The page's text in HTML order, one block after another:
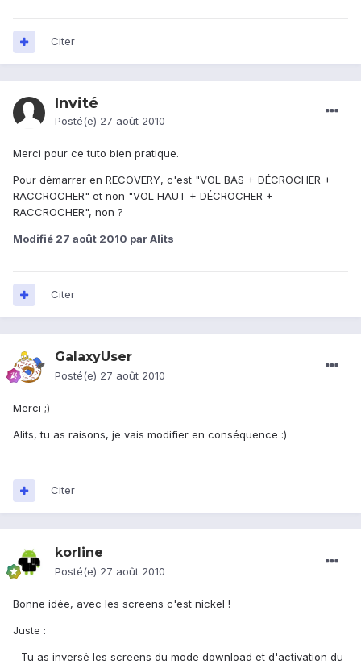
Citer
Invité
Posté(e) 27 août 2010
Merci pour ce tuto bien pratique.
Pour démarrer en RECOVERY, c'est "VOL BAS + DÉCROCHER +
RACCROCHER" et non "VOL HAUT + DÉCROCHER +
RACCROCHER", non ?
Modifié 27 août 2010 par Alits
Citer
GalaxyUser
Posté(e) 27 août 2010
Merci ;)
Alits, tu as raisons, je vais modifier en conséquence :)
Citer
korline
Posté(e) 27 août 2010
Bonne idée, avec les screens c'est nickel !
Juste :
- Tu as inversé les screens du mode download et d'activation du